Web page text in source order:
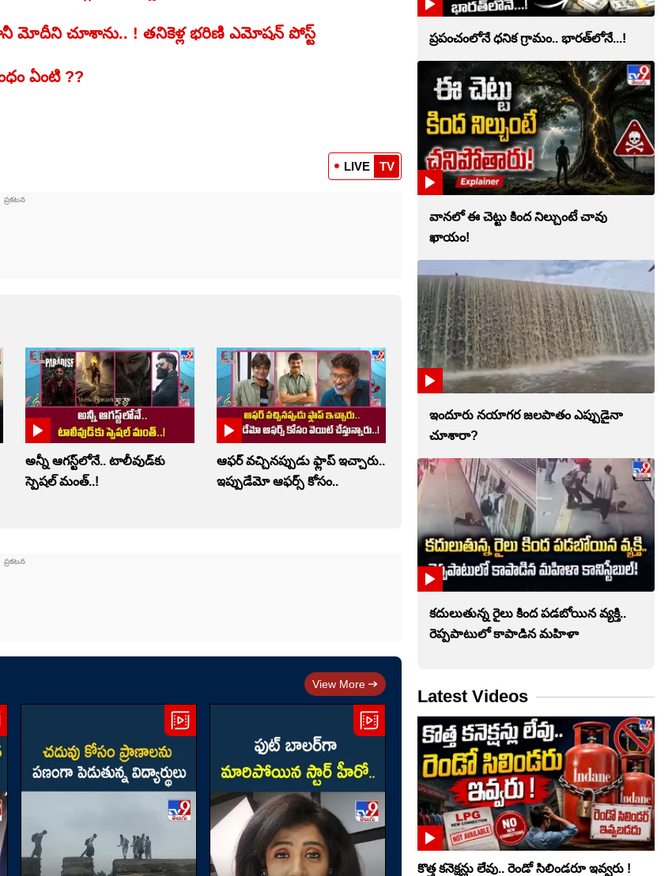
కానీ మోదీని చూశాను.. ! తనికెళ్ల భరిణి ఎమోషన్ పోస్ట్
ఏంటి ??
LIVE TV
అన్నీ ఆగస్ట్‌లోనే.. టాలీవుడ్‌కు
స్పెషల్ మంత్..!
ఆఫర్ వచ్చినప్పుడు ఫ్లాప్ ఇచ్చారు..
ఇప్పుడేమో ఆఫర్స్ కోసం..
View More
ప్రపంచంలోనే ధనిక గ్రామం.. భారత్‌లోనే...!
వానలో ఈ చెట్టు కింద నిల్చుంటే చావు
ఖాయం!
ఇందూరు నయాగర జలపాతం ఎప్పుడైనా
చూశారా?
కదులుతున్న రైలు కింద పడబోయిన వ్యక్తి..
రెప్పపాటులో కాపాడిన మహిళా
Latest Videos
కొత్త కనెక్షన్లు లేవు.. రెండో సిలిండరూ ఇవ్వరు !